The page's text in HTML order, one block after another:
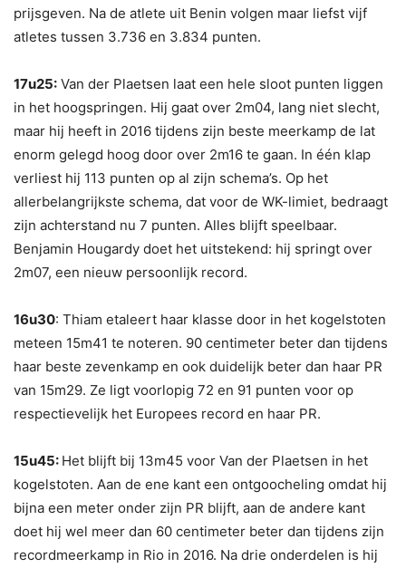
prijsgeven. Na de atlete uit Benin volgen maar liefst vijf
atletes tussen 3.736 en 3.834 punten.
17u25: Van der Plaetsen laat een hele sloot punten liggen
in het hoogspringen. Hij gaat over 2m04, lang niet slecht,
maar hij heeft in 2016 tijdens zijn beste meerkamp de lat
enorm gelegd hoog door over 2m16 te gaan. In één klap
verliest hij 113 punten op al zijn schema’s. Op het
allerbelangrijkste schema, dat voor de WK-limiet, bedraagt
zijn achterstand nu 7 punten. Alles blijft speelbaar.
Benjamin Hougardy doet het uitstekend: hij springt over
2m07, een nieuw persoonlijk record.
16u30: Thiam etaleert haar klasse door in het kogelstoten
meteen 15m41 te noteren. 90 centimeter beter dan tijdens
haar beste zevenkamp en ook duidelijk beter dan haar PR
van 15m29. Ze ligt voorlopig 72 en 91 punten voor op
respectievelijk het Europees record en haar PR.
15u45: Het blijft bij 13m45 voor Van der Plaetsen in het
kogelstoten. Aan de ene kant een ontgoocheling omdat hij
bijna een meter onder zijn PR blijft, aan de andere kant
doet hij wel meer dan 60 centimeter beter dan tijdens zijn
recordmeerkamp in Rio in 2016. Na drie onderdelen is hij